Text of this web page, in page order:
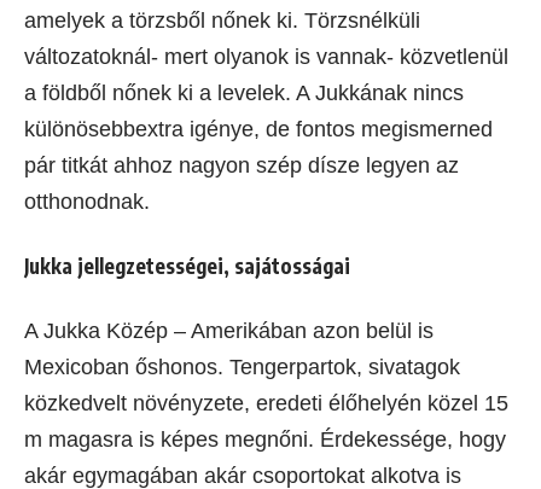
amelyek a törzsből nőnek ki. Törzsnélküli
változatoknál- mert olyanok is vannak- közvetlenül
a földből nőnek ki a levelek. A Jukkának nincs
különösebbextra igénye, de fontos megismerned
pár titkát ahhoz nagyon szép dísze legyen az
otthonodnak.
Jukka jellegzetességei, sajátosságai
A Jukka Közép – Amerikában azon belül is
Mexicoban őshonos. Tengerpartok, sivatagok
közkedvelt növényzete, eredeti élőhelyén közel 15
m magasra is képes megnőni. Érdekessége, hogy
akár egymagában akár csoportokat alkotva is